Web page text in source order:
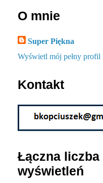
O mnie
Super Piękna
Wyświetl mój pełny profil
Kontakt
Łączna liczba
wyświetleń